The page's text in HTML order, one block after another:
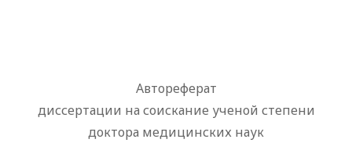
Автореферат
диссертации на соискание ученой степени
доктора медицинских наук